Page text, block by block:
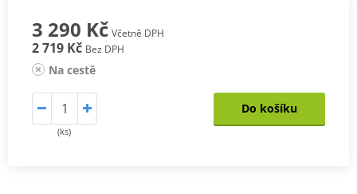
3 290 Kč Včetně DPH
2 719 Kč Bez DPH
Na cestě
(ks)
Do košíku